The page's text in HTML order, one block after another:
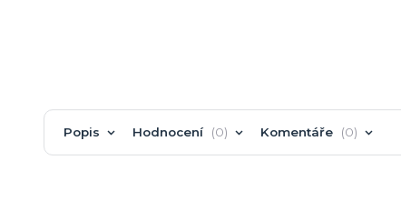
Popis Hodnocení 0 Komentáře 0